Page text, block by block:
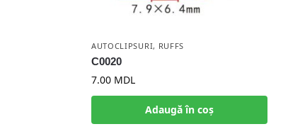
AUTOCLIPSURI, RUFFS
C0020
7.00 MDL
Adaugă în coș